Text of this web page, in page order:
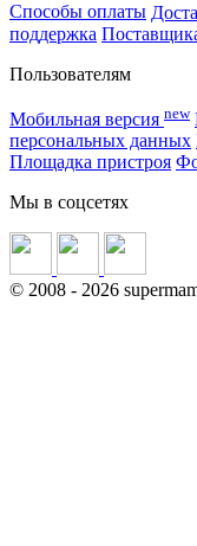
Способы оплаты
поддержка
Пользователям
Мобильная версия new
персональных данных
Площадка пристроя
Мы в соцсетях
© 2008 - 2026